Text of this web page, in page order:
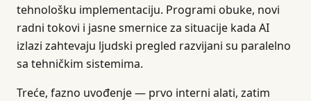
tehnološku implementaciju. Programi obuke, novi
radni tokovi i jasne smernice za situacije kada AI
izlazi zahtevaju ljudski pregled razvijani su paralelno
sa tehničkim sistemima.
Treće, fazno uvođenje — prvo interni alati, zatim